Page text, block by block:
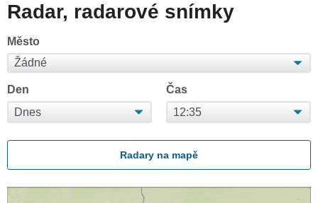
Radar, radarové snímky
Město
Den Čas
Radary na mapě